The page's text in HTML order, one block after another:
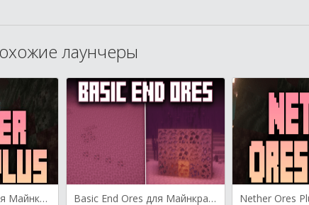
лаунчеры
Nether Ores Plus для Майнкрафт [1.20.1, 1.20, 1.19.4] Basic End Ores для Майнкрафт [1.20.1, 1.19.2, 1.18.2]